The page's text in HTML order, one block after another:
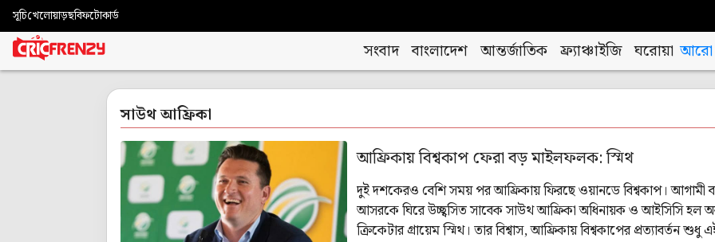
সূচিখেলোয়াড়ছবিফটোকার্ড
সংবাদ বাংলাদেশ আন্তর্জাতিক ফ্র্যাঞ্চাইজি ঘরোয়া আরো
সাউথ আফ্রিকা
আফ্রিকায় বিশ্বকাপ ফেরা বড় মাইলফলক: স্মিথ
দুই দশকেরও বেশি সময় পর আফ্রিকায় ফিরছে ওয়ানডে বিশ্বকাপ। আগামী
আসরকে ঘিরে উচ্ছ্বসিত সাবেক সাউথ আফ্রিকা অধিনায়ক ও আইসিসি হল
ক্রিকেটার গ্রায়েম স্মিথ। তার বিশ্বাস, আফ্রিকায় বিশ্বকাপের প্রত্যাবর্তন